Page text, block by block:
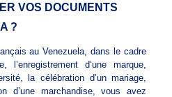
VOS DOCUMENTS
?
au Venezuela, dans le cadre
d’une marque,
la célébration d’un mariage,
d’une marchandise, vous avez